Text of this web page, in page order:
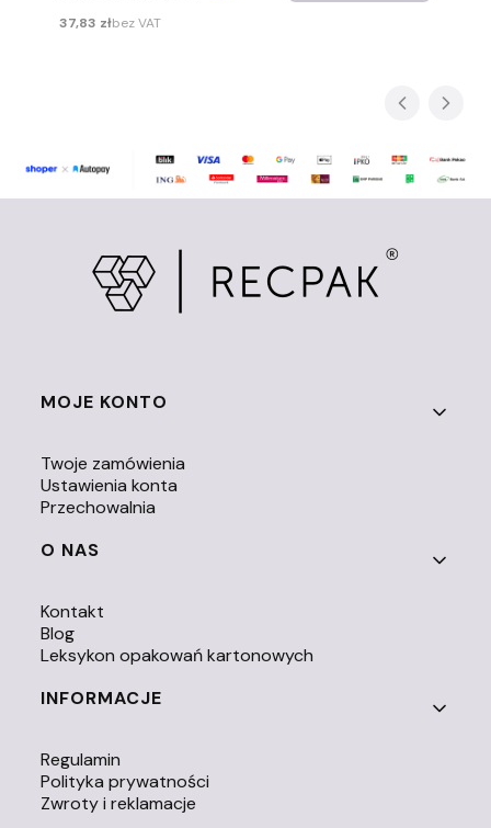
Cena
37,83 złbez VAT
Linki w stopce
MOJE KONTO
Twoje zamówienia
Ustawienia konta
Przechowalnia
O NAS
Kontakt
Blog
Leksykon opakowań kartonowych
INFORMACJE
Regulamin
Polityka prywatności
Zwroty i reklamacje